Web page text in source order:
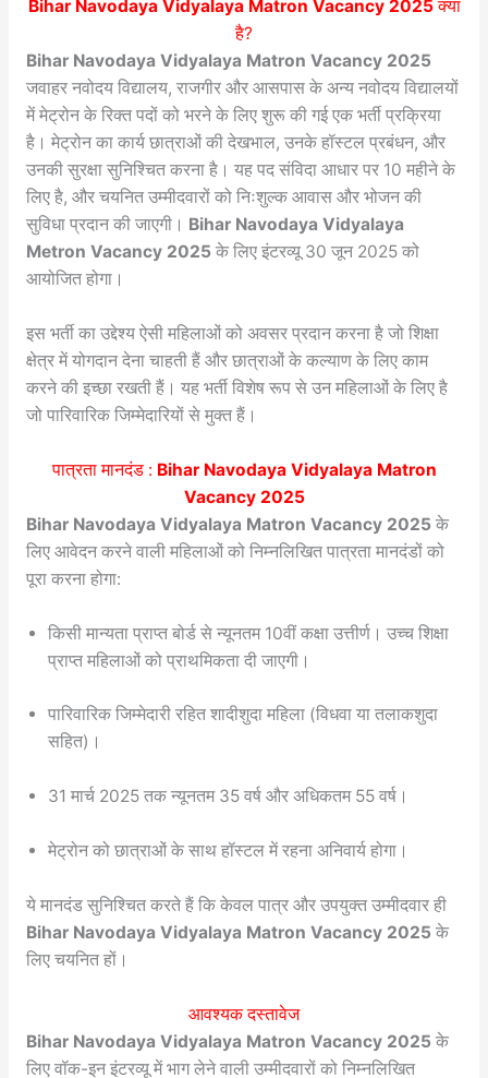
Bihar Navodaya Vidyalaya Matron Vacancy 2025क्या
है?
Bihar Navodaya Vidyalaya Matron Vacancy 2025
जवाहर नवोदय विद्यालय, राजगीर और आसपास के अन्य नवोदय विद्यालयों
में मेट्रोन के रिक्त पदों को भरने के लिए शुरू की गई एक भर्ती प्रक्रिया
है। मेट्रोन का कार्य छात्राओं की देखभाल, उनके हॉस्टल प्रबंधन, और
उनकी सुरक्षा सुनिश्चित करना है। यह पद संविदा आधार पर 10 महीने के
लिए है, और चयनित उम्मीदवारों को निःशुल्क आवास और भोजन की
सुविधा प्रदान की जाएगी। Bihar Navodaya Vidyalaya
Metron Vacancy 2025 के लिए इंटरव्यू 30 जून 2025 को
आयोजित होगा।
इस भर्ती का उद्देश्य ऐसी महिलाओं को अवसर प्रदान करना है जो शिक्षा
क्षेत्र में योगदान देना चाहती हैं और छात्राओं के कल्याण के लिए काम
करने की इच्छा रखती हैं। यह भर्ती विशेष रूप से उन महिलाओं के लिए है
जो पारिवारिक जिम्मेदारियों से मुक्त हैं।
पात्रता मानदंड : Bihar Navodaya Vidyalaya Matron
Vacancy 2025
Bihar Navodaya Vidyalaya Matron Vacancy 2025 के
लिए आवेदन करने वाली महिलाओं को निम्नलिखित पात्रता मानदंडों को
पूरा करना होगा:
किसी मान्यता प्राप्त बोर्ड से न्यूनतम 10वीं कक्षा उत्तीर्ण। उच्च शिक्षा
प्राप्त महिलाओं को प्राथमिकता दी जाएगी।
पारिवारिक जिम्मेदारी रहित शादीशुदा महिला (विधवा या तलाकशुदा
सहित)।
31 मार्च 2025 तक न्यूनतम 35 वर्ष और अधिकतम 55 वर्ष।
मेट्रोन को छात्राओं के साथ हॉस्टल में रहना अनिवार्य होगा।
ये मानदंड सुनिश्चित करते हैं कि केवल पात्र और उपयुक्त उम्मीदवार ही
Bihar Navodaya Vidyalaya Matron Vacancy 2025 के
लिए चयनित हों।
आवश्यक दस्तावेज
Bihar Navodaya Vidyalaya Matron Vacancy 2025 के
लिए वॉक-इन इंटरव्यू में भाग लेने वाली उम्मीदवारों को निम्नलिखित